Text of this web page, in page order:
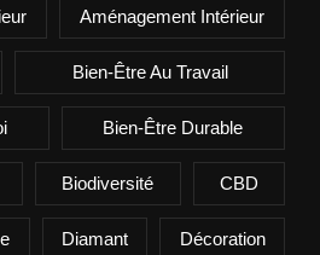
Aménagement Intérieur
Bien-Être Au Travail
Bien-Être Durable
Biodiversité CBD
Diamant Décoration